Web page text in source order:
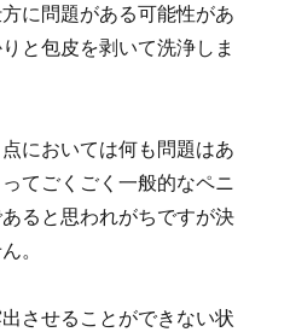
に問題がある可能性があ
と包皮を剥いて洗浄しま
においては何も問題はあ
てごくごく一般的なペニ
ると思われがちですが決
。
させることができない状